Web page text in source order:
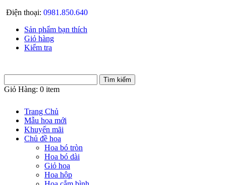
Điện thoại: 0981.850.640
Sản phẩm bạn thích
Giỏ hàng
Kiểm tra
Giỏ Hàng: 0 item
Trang Chủ
Mẫu hoa mới
Khuyến mãi
Chủ đề hoa
Hoa bó tròn
Hoa bó dài
Giỏ hoa
Hoa hộp